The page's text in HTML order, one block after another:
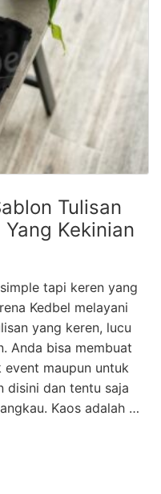
Tulisan
Kekinian
tapi keren yang
Kedbel melayani
yang keren, lucu
Anda bisa membuat
event maupun untuk
disini dan tentu saja
Kaos adalah …